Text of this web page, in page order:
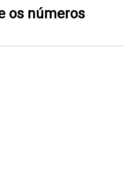
os números